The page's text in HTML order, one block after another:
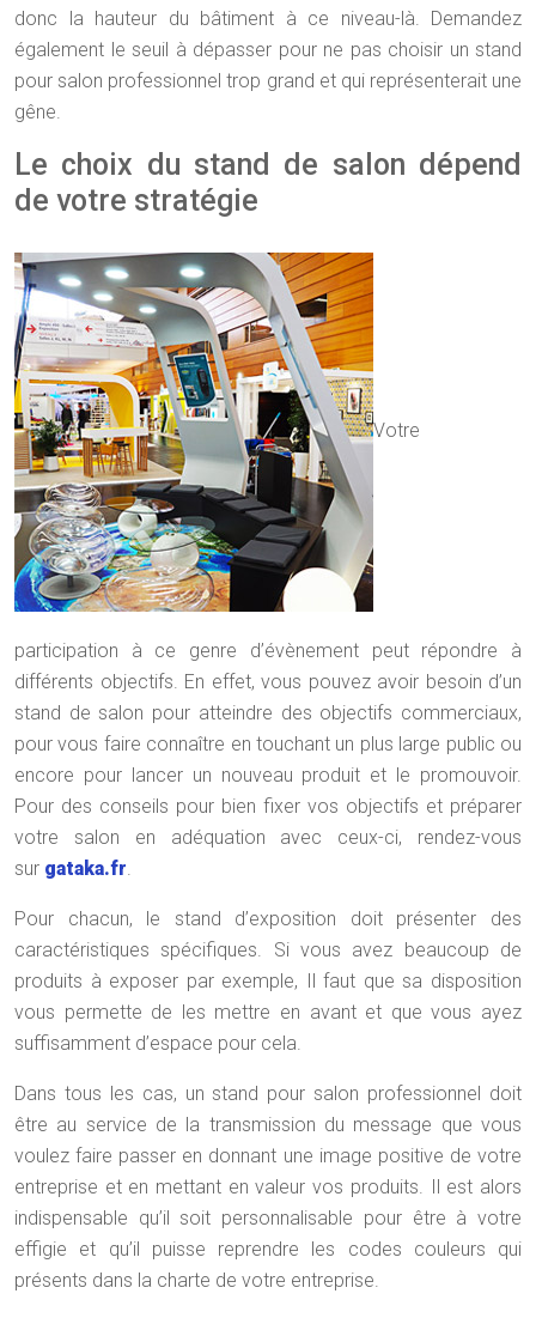
donc la hauteur du bâtiment à ce niveau-là. Demandez
également le seuil à dépasser pour ne pas choisir un stand
pour salon professionnel trop grand et qui représenterait une
gêne.
Le choix du stand de salon dépend
de votre stratégie
Votre
participation à ce genre d’évènement peut répondre à
différents objectifs. En effet, vous pouvez avoir besoin d’un
stand de salon pour atteindre des objectifs commerciaux,
pour vous faire connaître en touchant un plus large public ou
encore pour lancer un nouveau produit et le promouvoir.
Pour des conseils pour bien fixer vos objectifs et préparer
votre salon en adéquation avec ceux-ci, rendez-vous
sur gataka.fr.
Pour chacun, le stand d’exposition doit présenter des
caractéristiques spécifiques. Si vous avez beaucoup de
produits à exposer par exemple, Il faut que sa disposition
vous permette de les mettre en avant et que vous ayez
suffisamment d’espace pour cela.
Dans tous les cas, un stand pour salon professionnel doit
être au service de la transmission du message que vous
voulez faire passer en donnant une image positive de votre
entreprise et en mettant en valeur vos produits. Il est alors
indispensable qu’il soit personnalisable pour être à votre
effigie et qu’il puisse reprendre les codes couleurs qui
présents dans la charte de votre entreprise.